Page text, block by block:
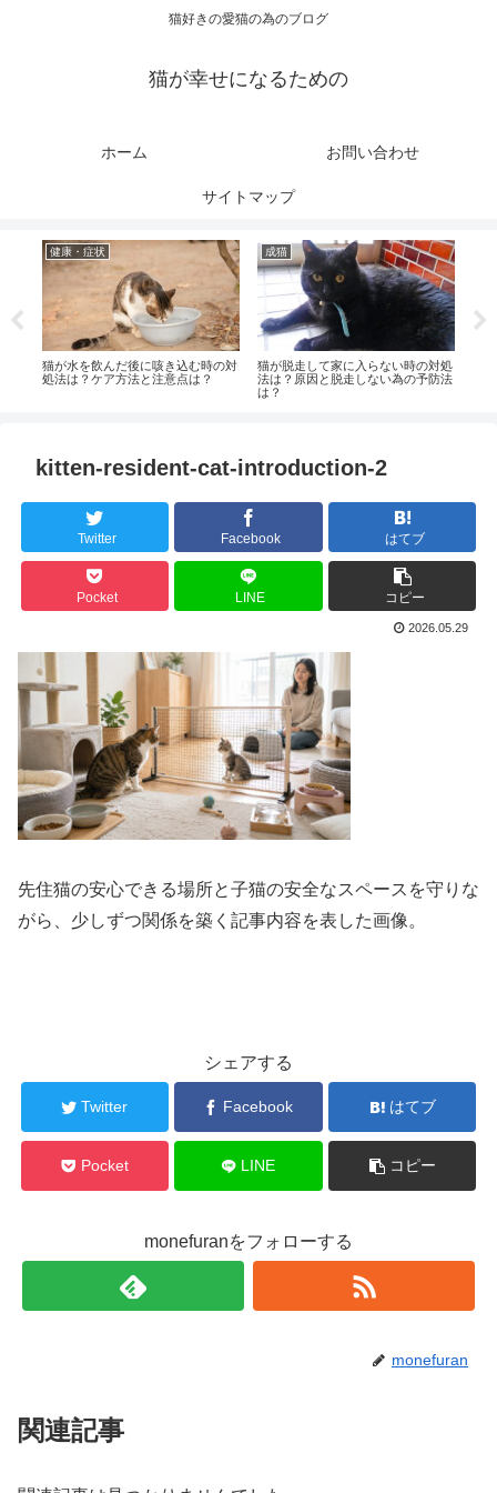
猫好きの愛猫の為のブログ
猫が幸せになるための
ホーム お問い合わせ
サイトマップ
健康・症状
猫が水を飲んだ後に咳き込む時の対
処法は？ケア方法と注意点は？
成猫
猫が脱走して家に入らない時の対処
法は？原因と脱走しない為の予防法
は？
kitten-resident-cat-introduction-2
Twitter Facebook はてブ
Pocket LINE コピー
2026.05.29
先住猫の安心できる場所と子猫の安全なスペースを守りな
がら、少しずつ関係を築く記事内容を表した画像。
シェアする
Twitter Facebook はてブ
Pocket LINE コピー
monefuranをフォローする
monefuran
関連記事